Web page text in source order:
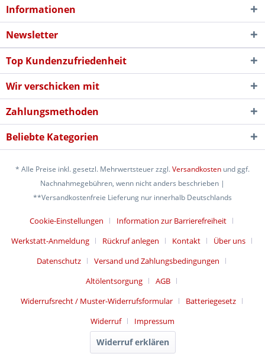
Informationen
Newsletter
Top Kundenzufriedenheit
Wir verschicken mit
Zahlungsmethoden
Beliebte Kategorien
* Alle Preise inkl. gesetzl. Mehrwertsteuer zzgl.Versandkosten und ggf.
Nachnahmegebühren, wenn nicht anders beschrieben |
**Versandkostenfreie Lieferung nur innerhalb Deutschlands
Cookie-Einstellungen
Information zur Barrierefreiheit
Werkstatt-Anmeldung
Rückruf anlegen Kontakt
Über uns
Datenschutz
Versand und Zahlungsbedingungen
Altölentsorgung
AGB
Widerrufsrecht / Muster-Widerrufsformular
Batteriegesetz
Widerruf
Impressum
Widerruf erklären